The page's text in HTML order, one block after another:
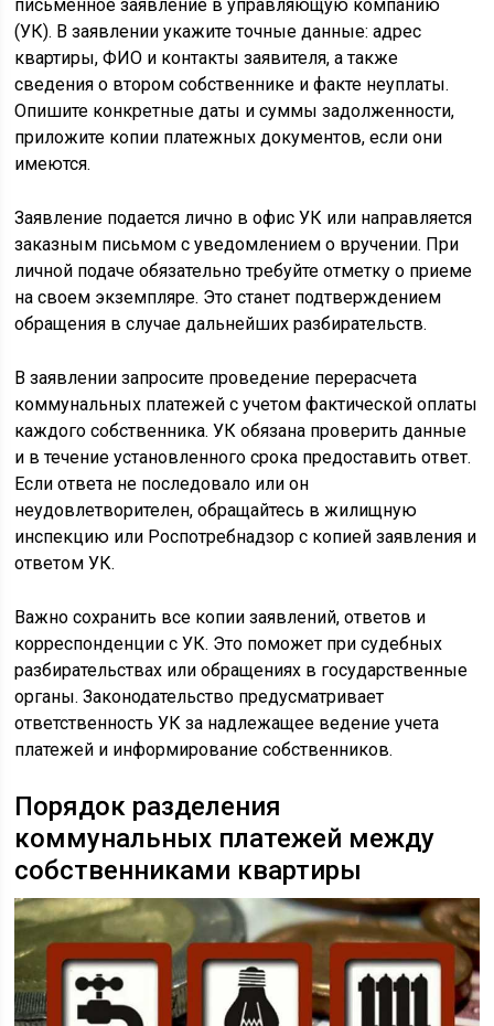
письменное заявление в управляющую компанию
(УК). В заявлении укажите точные данные: адрес
квартиры, ФИО и контакты заявителя, а также
сведения о втором собственнике и факте неуплаты.
Опишите конкретные даты и суммы задолженности,
приложите копии платежных документов, если они
имеются.
Заявление подается лично в офис УК или направляется
заказным письмом с уведомлением о вручении. При
личной подаче обязательно требуйте отметку о приеме
на своем экземпляре. Это станет подтверждением
обращения в случае дальнейших разбирательств.
В заявлении запросите проведение перерасчета
коммунальных платежей с учетом фактической оплаты
каждого собственника. УК обязана проверить данные
и в течение установленного срока предоставить ответ.
Если ответа не последовало или он
неудовлетворителен, обращайтесь в жилищную
инспекцию или Роспотребнадзор с копией заявления и
ответом УК.
Важно сохранить все копии заявлений, ответов и
корреспонденции с УК. Это поможет при судебных
разбирательствах или обращениях в государственные
органы. Законодательство предусматривает
ответственность УК за надлежащее ведение учета
платежей и информирование собственников.
Порядок разделения
коммунальных платежей между
собственниками квартиры